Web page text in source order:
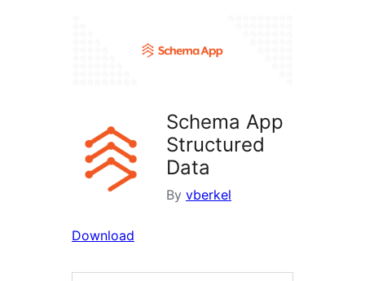
Schema App
Structured
Data
By vberkel
Download